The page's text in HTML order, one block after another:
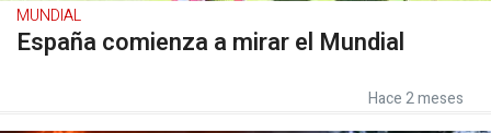
MUNDIAL
España comienza a mirar el Mundial
Hace 2 meses